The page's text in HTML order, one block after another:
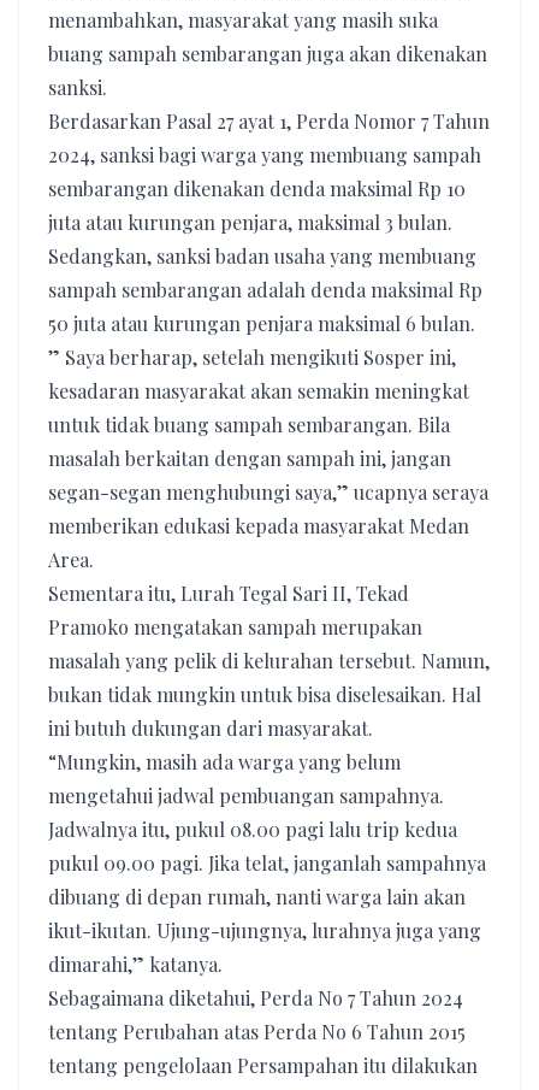
menambahkan, masyarakat yang masih suka
buang sampah sembarangan juga akan dikenakan
sanksi.
Berdasarkan Pasal 27 ayat 1, Perda Nomor 7 Tahun
2024, sanksi bagi warga yang membuang sampah
sembarangan dikenakan denda maksimal Rp 10
juta atau kurungan penjara, maksimal 3 bulan.
Sedangkan, sanksi badan usaha yang membuang
sampah sembarangan adalah denda maksimal Rp
50 juta atau kurungan penjara maksimal 6 bulan.
” Saya berharap, setelah mengikuti Sosper ini,
kesadaran masyarakat akan semakin meningkat
untuk tidak buang sampah sembarangan. Bila
masalah berkaitan dengan sampah ini, jangan
segan-segan menghubungi saya,” ucapnya seraya
memberikan edukasi kepada masyarakat Medan
Area.
Sementara itu, Lurah Tegal Sari II, Tekad
Pramoko mengatakan sampah merupakan
masalah yang pelik di kelurahan tersebut. Namun,
bukan tidak mungkin untuk bisa diselesaikan. Hal
ini butuh dukungan dari masyarakat.
“Mungkin, masih ada warga yang belum
mengetahui jadwal pembuangan sampahnya.
Jadwalnya itu, pukul 08.00 pagi lalu trip kedua
pukul 09.00 pagi. Jika telat, janganlah sampahnya
dibuang di depan rumah, nanti warga lain akan
ikut-ikutan. Ujung-ujungnya, lurahnya juga yang
dimarahi,” katanya.
Sebagaimana diketahui, Perda No 7 Tahun 2024
tentang Perubahan atas Perda No 6 Tahun 2015
tentang pengelolaan Persampahan itu dilakukan